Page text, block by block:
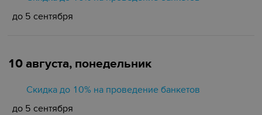
до 5 сентября
10 августа, понедельник
Скидка до 10% на проведение банкетов
до 5 сентября